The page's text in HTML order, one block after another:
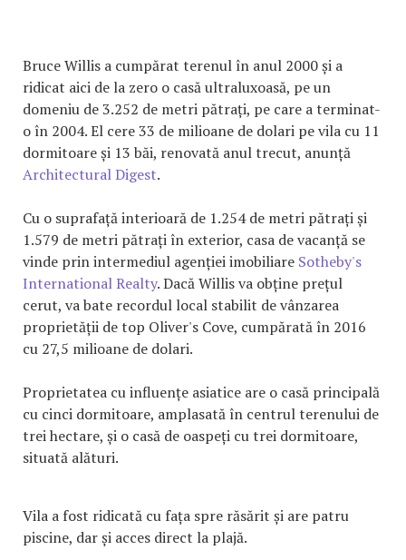
Bruce Willis a cumpărat terenul în anul 2000 și a
ridicat aici de la zero o casă ultraluxoasă, pe un
domeniu de 3.252 de metri pătrați, pe care a terminat-
o în 2004. El cere 33 de milioane de dolari pe vila cu 11
dormitoare și 13 băi, renovată anul trecut, anunță
Architectural Digest.
Cu o suprafață interioară de 1.254 de metri pătrați și
1.579 de metri pătrați în exterior, casa de vacanță se
vinde prin intermediul agenției imobiliare Sotheby's
International Realty. Dacă Willis va obține prețul
cerut, va bate recordul local stabilit de vânzarea
proprietății de top Oliver's Cove, cumpărată în 2016
cu 27,5 milioane de dolari.
Proprietatea cu influențe asiatice are o casă principală
cu cinci dormitoare, amplasată în centrul terenului de
trei hectare, și o casă de oaspeți cu trei dormitoare,
situată alături.
Vila a fost ridicată cu fața spre răsărit și are patru
piscine, dar și acces direct la plajă.